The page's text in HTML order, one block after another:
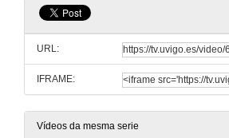
URL:
IFRAME:
Vídeos da mesma serie